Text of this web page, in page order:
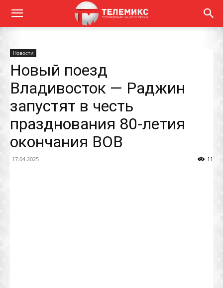
Новости
Новый поезд
Владивосток — Раджин
запустят в честь
празднования 80-летия
окончания ВОВ
17.04.2025 11